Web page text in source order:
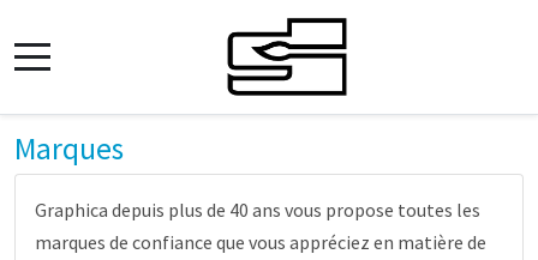
Marques
Graphica depuis plus de 40 ans vous propose toutes les
marques de confiance que vous appréciez en matière de